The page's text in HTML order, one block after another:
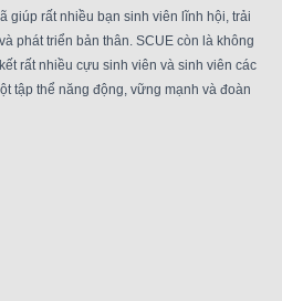
giúp rất nhiều bạn sinh viên lĩnh hội, trải
phát triển bản thân. SCUE còn là không
rất nhiều cựu sinh viên và sinh viên các
tập thể năng động, vững mạnh và đoàn